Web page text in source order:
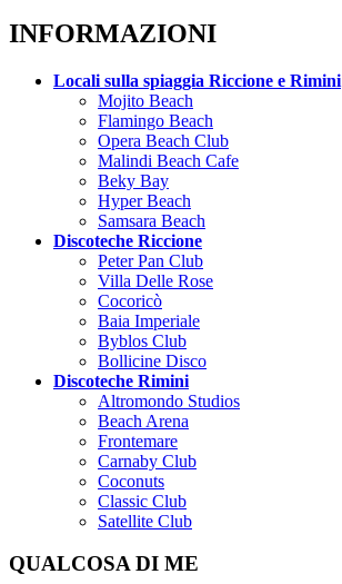
INFORMAZIONI
Locali sulla spiaggia Riccione e Rimini
Mojito Beach
Flamingo Beach
Opera Beach Club
Malindi Beach Cafe
Beky Bay
Hyper Beach
Samsara Beach
Discoteche Riccione
Peter Pan Club
Villa Delle Rose
Cocoricò
Baia Imperiale
Byblos Club
Bollicine Disco
Discoteche Rimini
Altromondo Studios
Beach Arena
Frontemare
Carnaby Club
Coconuts
Classic Club
Satellite Club
QUALCOSA DI ME